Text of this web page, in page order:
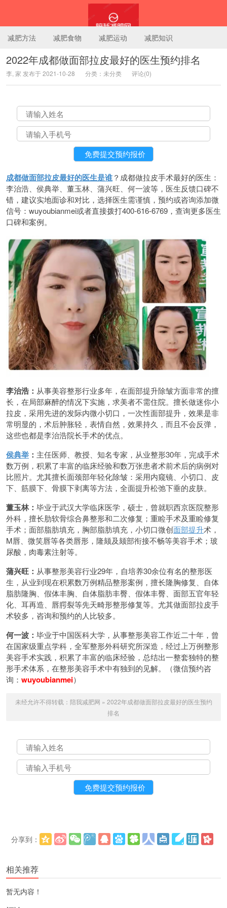
陪我减肥网
减肥方法 减肥食物 减肥运动 减肥知识
2022年成都做面部拉皮最好的医生预约排名
李, 家 发布于 2021-10-28 分类：未分类 评论(0)
成都做面部拉皮最好的医生是谁？成都做拉皮手术最好的医生：
李治浩、侯典举、董玉林、蒲兴旺、何一波等，医生反馈口碑不
错，建议实地面诊和对比，选择医生需谨慎，预约或咨询添加微
信号：wuyoubianmei或者直接拨打400-616-6769，查询更多医生
口碑和案例。
李治浩： 从事美容整形行业多年，在面部提升除皱方面非常的擅
长，在局部麻醉的情况下实施，求美者不需住院。擅长做迷你小
拉皮，采用先进的发际内微小切口，一次性面部提升，效果是非
常明显的，术后肿胀轻，表情自然，效果持久，而且不会反弹，
这些也都是李治浩院长手术的优点。
侯典举 ： 主任医师、教授、知名专家，从业整形30年，完成手术
数万例，积累了丰富的临床经验和数万张患者术前术后的病例对
比照片。尤其擅长面颈部年轻化除皱：采用内窥镜、小切口、皮
下、筋膜下、骨膜下剥离等方法，全面提升松弛下垂的皮肤。
董玉林： 毕业于武汉大学临床医学，硕士，曾就职西京医院整形
外科，擅长肋软骨综合鼻整形和二次修复；重睑手术及重睑修复
手术；面部脂肪填充，胸部脂肪填充，小切口微创面部提升术，
M唇、微笑唇等各类唇形，隆颏及颏部衔接不畅等美容手术；玻
尿酸，肉毒素注射等。
蒲兴旺： 从事整形美容行业29年，自培养30余位有名的整形医
生，从业到现在积累数万例精品整形案例，擅长隆胸修复、自体
脂肪隆胸、假体丰胸、自体脂肪丰臀、假体丰臀、面部五官年轻
化、耳再造、唇腭裂等先天畸形整形修复等。尤其做面部拉皮手
术较多，咨询和预约的人比较多。
何一波： 毕业于中国医科大学，从事整形美容工作近二十年，曾
在国家级重点学科，全军整形外科研究所深造，经过上万例整形
美容手术实践，积累了丰富的临床经验，总结出一整套独特的整
形手术体系，在整形美容手术中有独到的见解。（微信预约咨
询： wuyoubianmei）
未经允许不得转载： 陪我减肥网 » 2022年成都做面部拉皮最好的医生预约
排名
分享到：
相关推荐
暂无内容！